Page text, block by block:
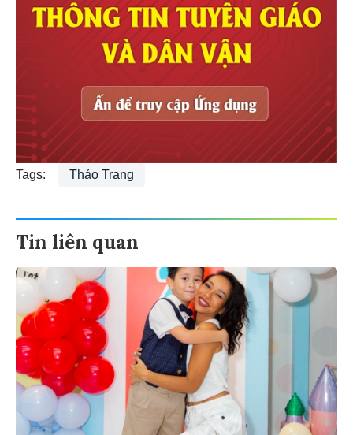
Tags: Thảo Trang
Tin liên quan